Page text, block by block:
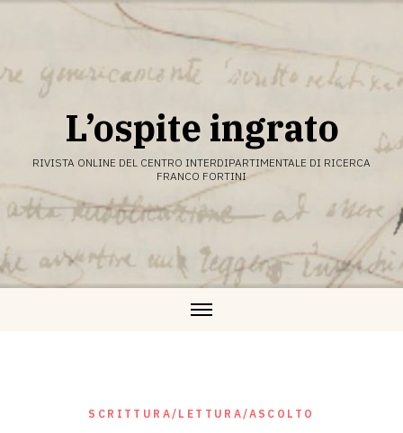
L’ospite ingrato
RIVISTA ONLINE DEL CENTRO INTERDIPARTIMENTALE DI RICERCA
FRANCO FORTINI
SCRITTURA/LETTURA/ASCOLTO